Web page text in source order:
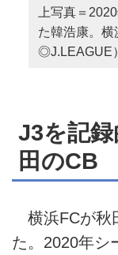
上写真＝
た韓浩康。
◎J.LEAGUE）
J3を記
田のCB
横浜FCが秋
た。2020年シ